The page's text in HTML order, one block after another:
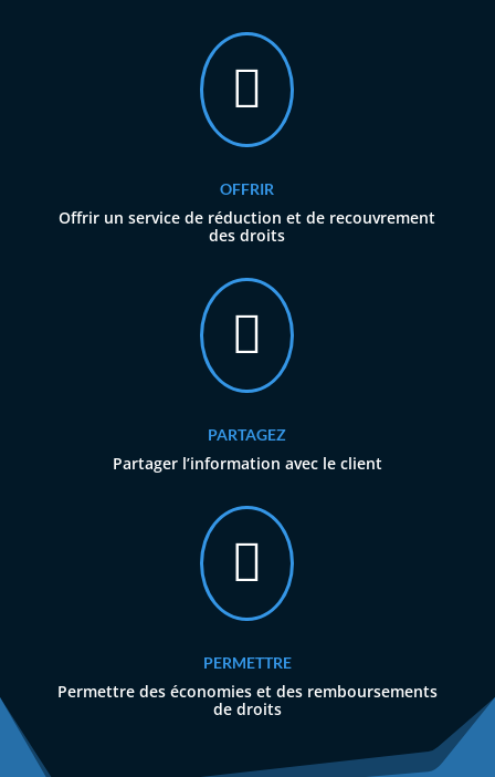

OFFRIR
Offrir un service de réduction et de recouvrement
des droits

PARTAGEZ
Partager l’information avec le client

PERMETTRE
Permettre des économies et des remboursements
de droits